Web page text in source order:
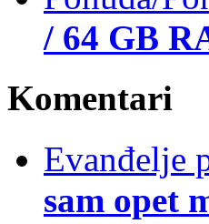
/ 64 GB
Komentari
Evanđelje
sam opet